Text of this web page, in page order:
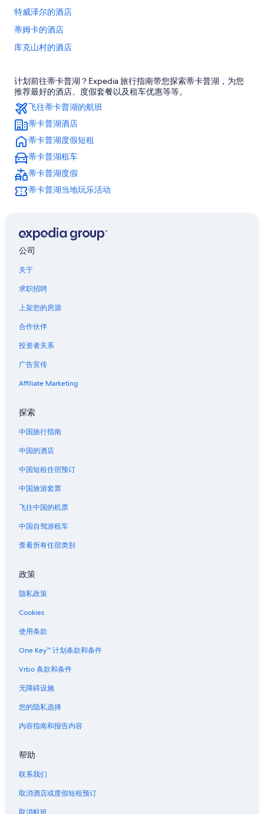
特威泽尔的酒店
蒂姆卡的酒店
库克山村的酒店
库克山的酒店
奎尔本的酒店
计划前往蒂卡普湖？Expedia 旅行指南带您探索蒂卡普湖，为您
推荐最好的酒店、度假套餐以及租车优惠等等。
飞往蒂卡普湖的航班
蒂卡普湖酒店
蒂卡普湖度假短租
蒂卡普湖租车
蒂卡普湖度假
蒂卡普湖当地玩乐活动
公司
关于
求职招聘
上架您的房源
合作伙伴
投资者关系
广告宣传
Affiliate Marketing
探索
中国旅行指南
中国的酒店
中国短租住宿预订
中国旅游套票
飞往中国的机票
中国自驾游租车
查看所有住宿类别
政策
隐私政策
Cookies
使用条款
One Key™ 计划条款和条件
Vrbo 条款和条件
无障碍设施
您的隐私选择
内容指南和报告内容
帮助
联系我们
取消酒店或度假短租预订